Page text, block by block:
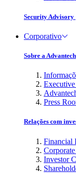
Security Advisory
Corporativo
Sobre a Advantech
Press
Relações com
Financial
Investor